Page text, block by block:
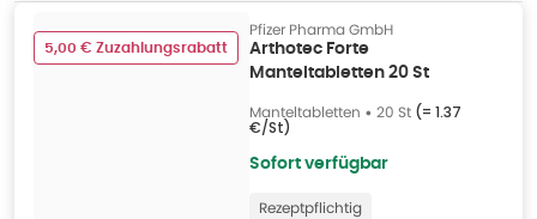
5,00 € Zuzahlungsrabatt
Pfizer Pharma GmbH
Arthotec Forte
Manteltabletten 20 St
Manteltabletten • 20 St (= 1.37
€/St)
Sofort verfügbar
Rezeptpflichtig